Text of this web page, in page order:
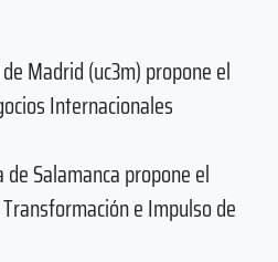
Madrid (uc3m) propone el
Internacionales
Salamanca propone el
e Impulso de